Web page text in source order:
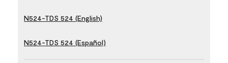
N524-TDS 524 (English)
N524-TDS 524 (Español)